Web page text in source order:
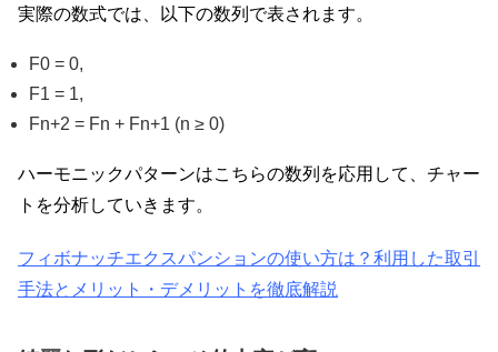
実際の数式では、以下の数列で表されます。
F0 = 0,
F1 = 1,
Fn+2 = Fn + Fn+1 (n ≥ 0)
ハーモニックパターンはこちらの数列を応用して、チャー
トを分析していきます。
フィボナッチエクスパンションの使い方は？利用した取引
手法とメリット・デメリットを徹底解説